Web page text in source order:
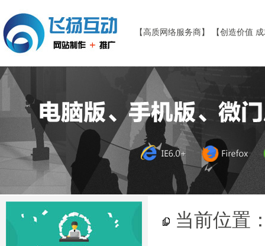
【高质网络服务商】 【创造价值
当前位置